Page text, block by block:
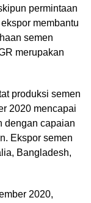
permintaan
membantu
semen
merupakan
produksi semen
2020 mencapai
dengan capaian
Ekspor semen
Bangladesh,
2020,